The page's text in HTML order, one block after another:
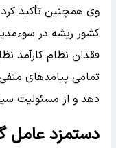
وی همچنین تأکید
کشور ریشه در
فقدان نظام کارآمد
تمامی پیامدهای
دهد و از مسئولیت
دستمزد عامل